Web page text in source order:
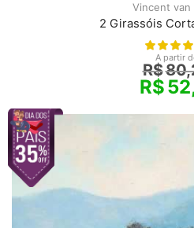
Vincent van
2 Girassóis
A partir
R$
R$